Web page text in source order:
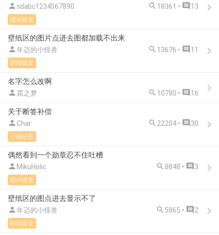
 sdabc1234567890  18361 •  13
建议提交
壁纸区的图片点进去图都加载不出来
年迈的小怪兽  13676 •  11
BUG提交
名字怎么改啊
霜之梦  10780 •  16
关于断签补偿
 Char  22204 •  30
小镇公告
偶然看到一个勋章忍不住吐槽
 MikuHolic  8848 •  3
BUG提交
壁纸区的图点进去显示不了
年迈的小怪兽  5865 •  2
BUG提交